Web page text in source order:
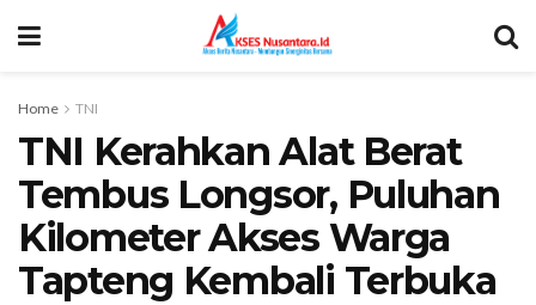
Home TNI
TNI Kerahkan Alat Berat
Tembus Longsor, Puluhan
Kilometer Akses Warga
Tapteng Kembali Terbuka